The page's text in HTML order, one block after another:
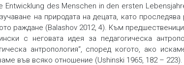
des Menschen in den ersten
на природата на децата, като
раждане (Balashov 2012, 4). Към
с неговата идея за педагогическа
антропология“, според когото, ако
във всяко отношение (Ushinski 1965, 182 – 223).